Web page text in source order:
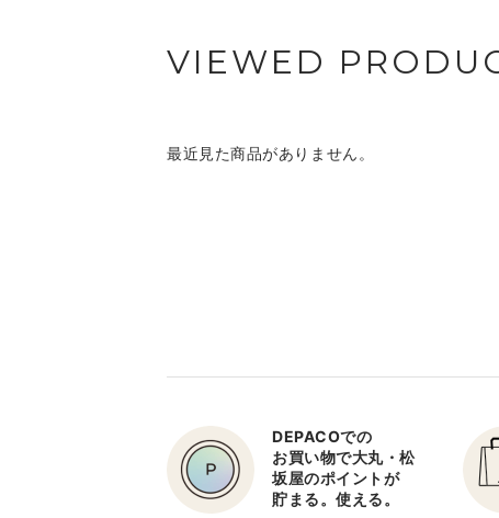
VIEWED
最近見た商品がありません。
DEPACOでの
お買い物で大丸・松
坂屋のポイントが
貯まる。使える。